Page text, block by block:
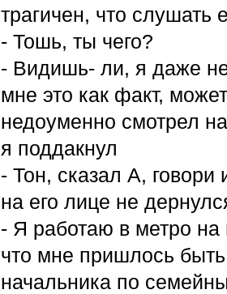
трагичен, что слушать
- Тошь, ты чего?
- Видишь- ли, я даже
мне это как факт,
недоуменно смотрел
я поддакнул
- Тон, сказал А,
на его лице не
- Я работаю в метро на
что мне пришлось
начальника по